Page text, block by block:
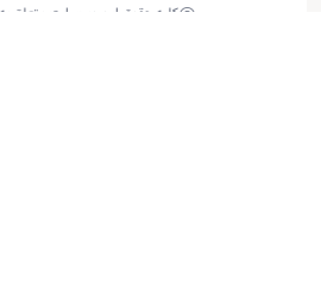
کلیه حقوق این وب‌سایت متعلق به